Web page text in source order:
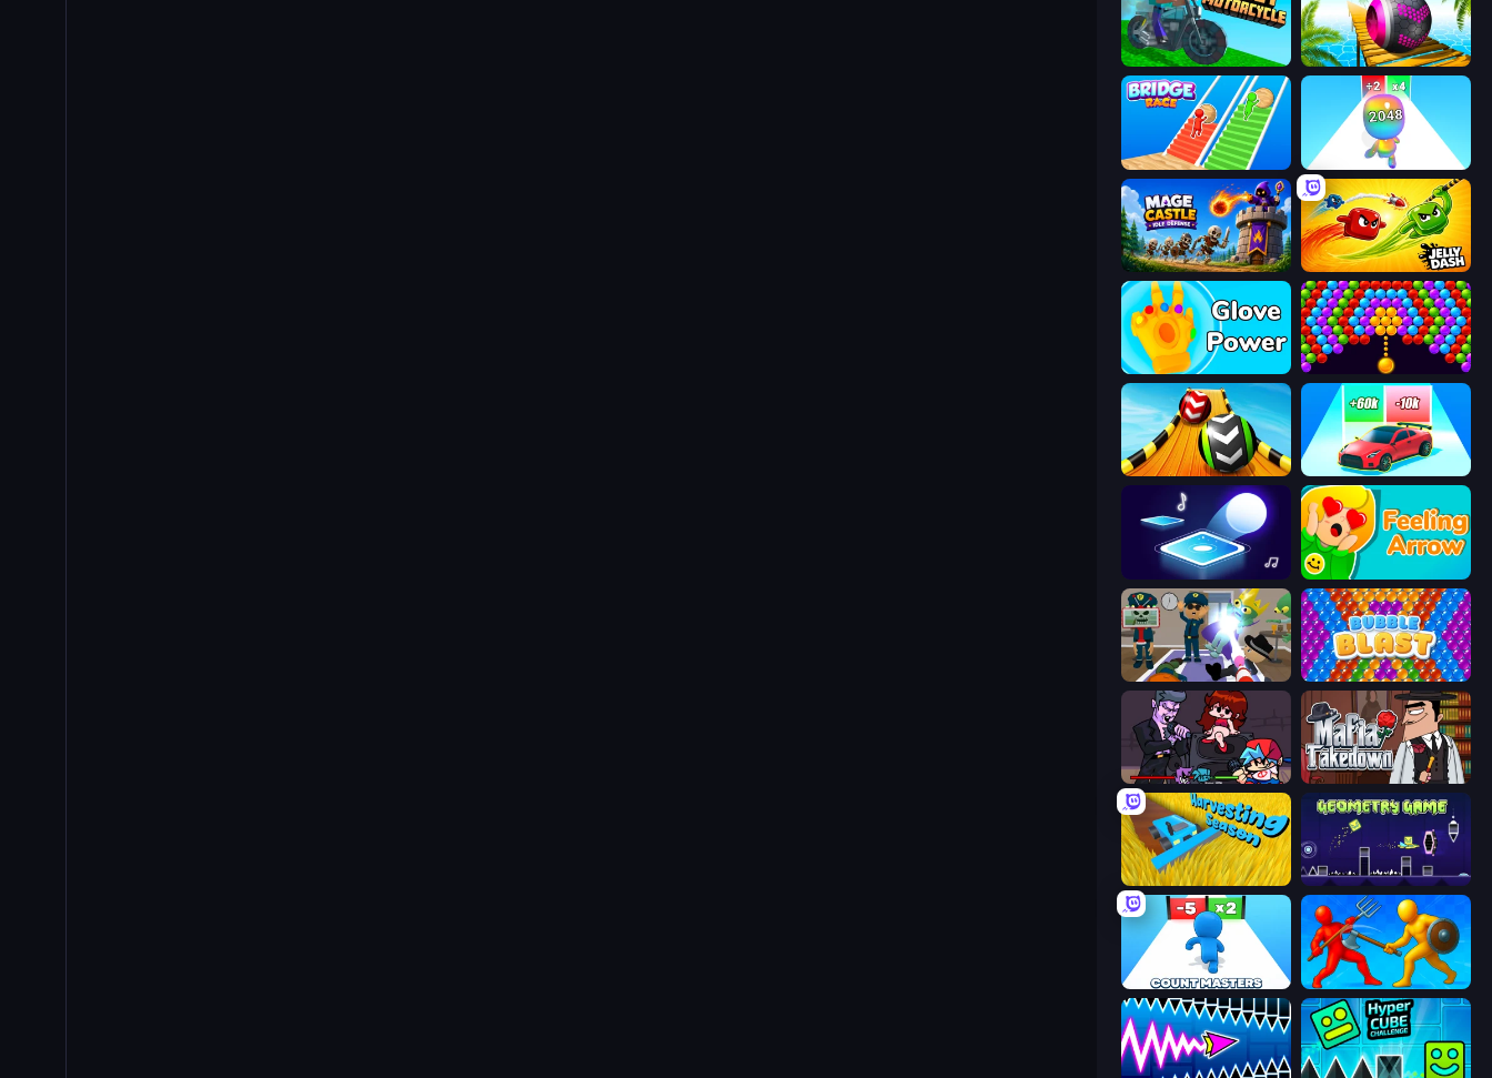
Crazy Motorcycle Rolling Balls Sea Race
Bridge Race Man Runner 2048
Mage Castle Idle Defense Jelly Dash
Glove Power Bubble Story
Sky Balls 3D
Tile Jumper 3D Feeling Arrow
Find The Alien Bubble Blast
Friday Night Funkin' Mafia Takedown
Harvesting Season Geometry Game
Epic Sword Battle! Fight in Arena